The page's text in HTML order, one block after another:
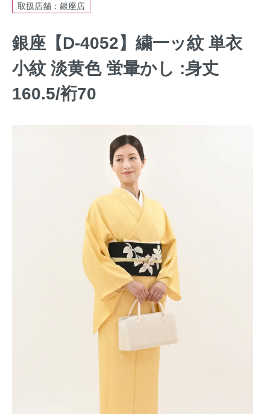
取扱店舗：銀座店
銀座【D-4052】繍一ッ紋 単衣
小紋 淡黄色 蛍暈かし :身丈
160.5/裄70